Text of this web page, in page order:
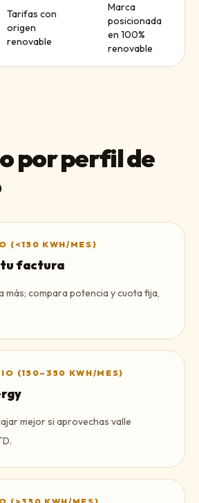
Tarifas con
origen
renovable
Marca
posicionada
en 100%
renovable
por perfil de
(<150 KWH/MES)
tu factura
más; compara potencia y cuota fija,
(150–350 KWH/MES)
mejor si aprovechas valle